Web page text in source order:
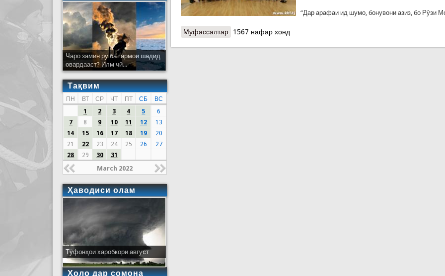
“Дар арафаи ид шумо, бонувони азиз, бо Рӯзи
Муфассалтар о Таҷлиди Рӯзи Модар дар Кумитаи ҳолатҳои фавқулодда
1567 нафар хонд
Чаро замин рӯ ба гармои шадид
овардааст? Илм чӣ...
Тақвим
ПН ВТ СР ЧТ ПТ СБ
ВС
1
2 3 4 5
6
7
8 9 10 11 12
13
14
15 16 17 18 19
20
21
22 23 24 25 26
27
28
29 30 31
March 2022
Ҳаводиси олам
Тӯфонҳои харобкори август
Ҳоло дар сомона